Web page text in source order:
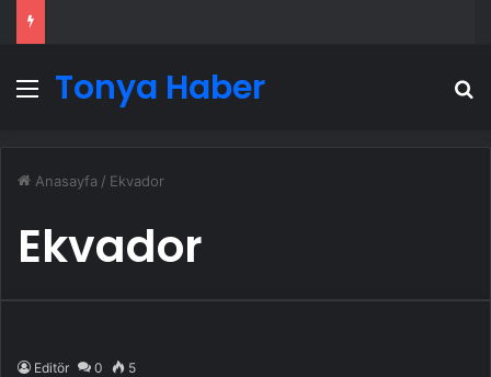
Menü
Tonya Haber
Anasayfa / Ekvador
Ekvador
Editör 0 5